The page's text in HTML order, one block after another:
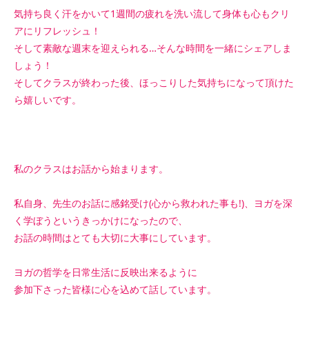
気持ち良く汗をかいて1週間の疲れを洗い流して身体も心もクリ
アにリフレッシュ！
そして素敵な週末を迎えられる…そんな時間を一緒にシェアしま
しょう！
そしてクラスが終わった後、ほっこりした気持ちになって頂けた
ら嬉しいです。
私のクラスはお話から始まります。
私自身、先生のお話に感銘受け(心から救われた事も!)、ヨガを深
く学ぼうというきっかけになったので、
お話の時間はとても大切に大事にしています。
ヨガの哲学を日常生活に反映出来るように
参加下さった皆様に心を込めて話しています。